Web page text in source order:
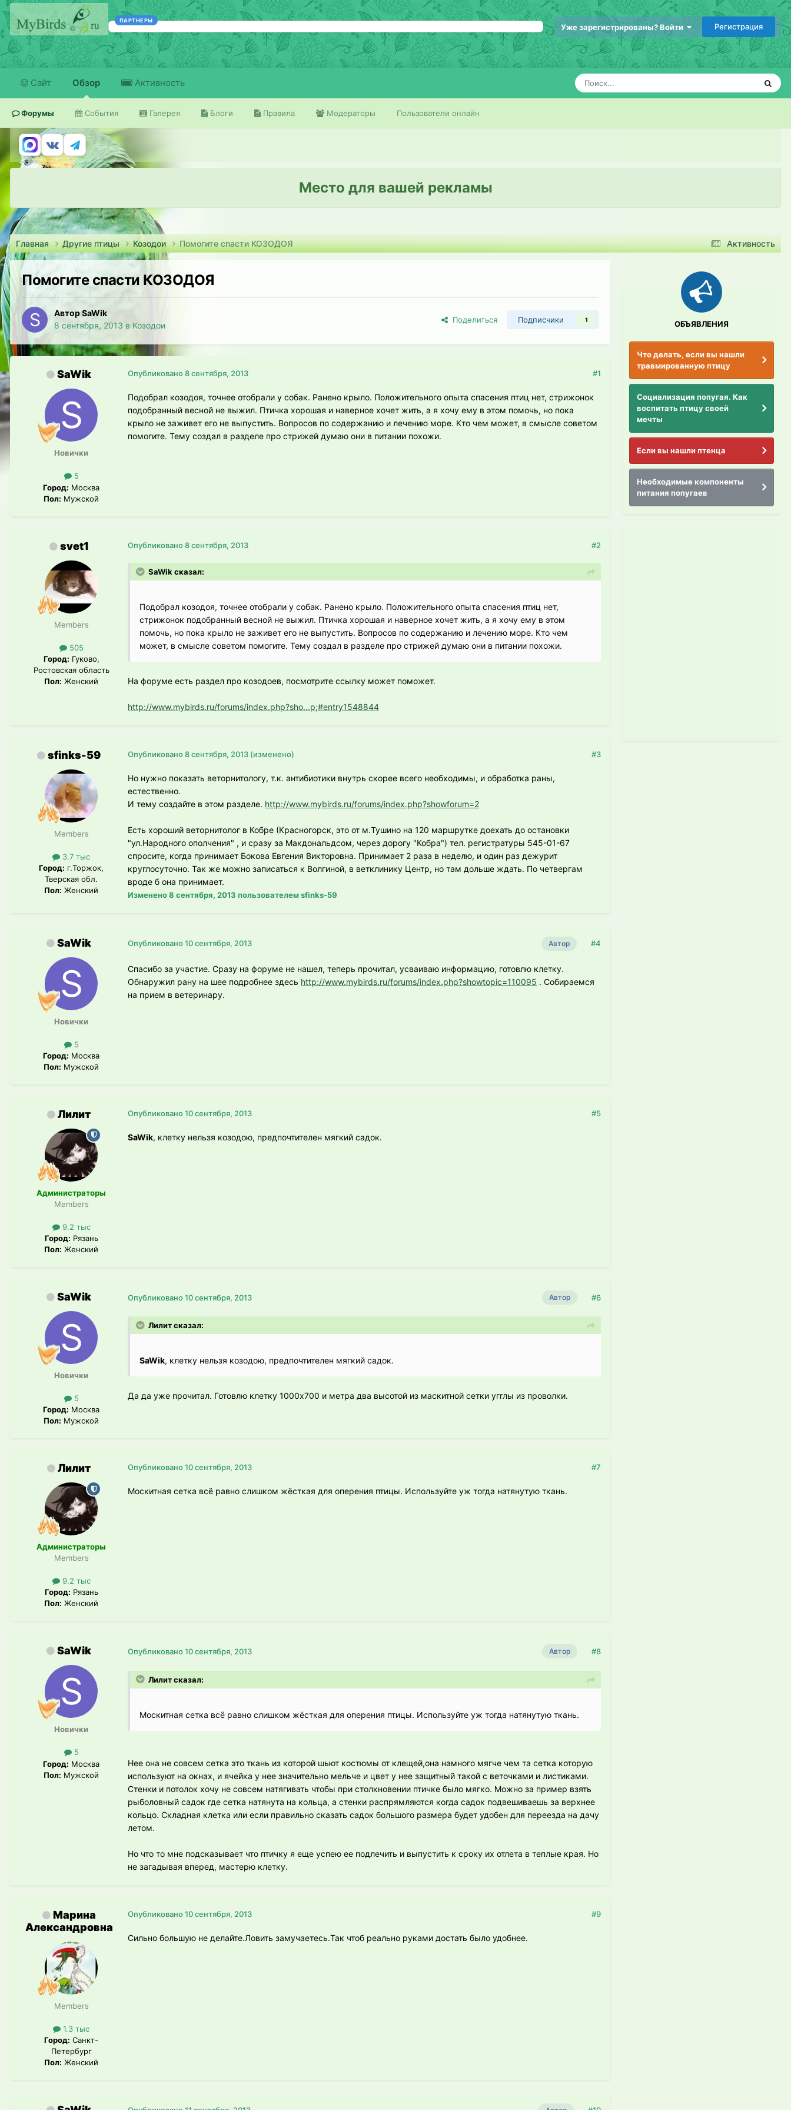
ПАРТНЕРЫ
Уже зарегистрированы? Войти Регистрация
Сайт Обзор
Форумы События Галерея Блоги Правила Модераторы Пользователи онлайн
Активность
Место для вашей рекламы
Активность
Главная Другие птицы Козодои Помогите спасти КОЗОДОЯ
Помогите спасти КОЗОДОЯ
Автор SaWik
8 сентября, 2013 в Козодои
Поделиться Подписчики 1
SaWik
Новички
5
Город: Москва
Пол: Мужской
#1
Опубликовано8 сентября, 2013
Подобрал козодоя, точнее отобрали у собак. Ранено крыло. Положительного опыта спасения птиц нет, стрижонок
подобранный весной не выжил. Птичка хорошая и наверное хочет жить, а я хочу ему в этом помочь, но пока
крыло не заживет его не выпустить. Вопросов по содержанию и лечению море. Кто чем может, в смысле советом
помогите. Тему создал в разделе про стрижей думаю они в питании похожи.
svet1
Members
505
Город: Гуково,
Ростовская область
Пол: Женский
#2
Опубликовано8 сентября, 2013
SaWik сказал:
Подобрал козодоя, точнее отобрали у собак. Ранено крыло. Положительного опыта спасения птиц нет,
стрижонок подобранный весной не выжил. Птичка хорошая и наверное хочет жить, а я хочу ему в этом
помочь, но пока крыло не заживет его не выпустить. Вопросов по содержанию и лечению море. Кто чем
может, в смысле советом помогите. Тему создал в разделе про стрижей думаю они в питании похожи.
На форуме есть раздел про козодоев, посмотрите ссылку может поможет.
http://www.mybirds.ru/forums/index.php?sho...p;#entry1548844
sfinks-59
Members
3.7 тыс
Город: г.Торжок,
Тверская обл.
Пол: Женский
#3
Опубликовано8 сентября, 2013 (изменено)
Но нужно показать веторнитологу, т.к. антибиотики внутрь скорее всего необходимы, и обработка раны,
естественно.
И тему создайте в этом разделе. http://www.mybirds.ru/forums/index.php?showforum=2
Есть хороший веторнитолог в Кобре (Красногорск, это от м.Тушино на 120 маршрутке доехать до остановки
"ул.Народного ополчения" , и сразу за Макдональдсом, через дорогу "Кобра") тел. регистратуры 545-01-67
спросите, когда принимает Бокова Евгения Викторовна. Принимает 2 раза в неделю, и один раз дежурит
круглосуточно. Так же можно записаться к Волгиной, в ветклинику Центр, но там дольше ждать. По четвергам
вроде б она принимает.
Изменено8 сентября, 2013 пользователем sfinks-59
SaWik
Новички
5
Город: Москва
Пол: Мужской
Автор #4
Опубликовано10 сентября, 2013
Спасибо за участие. Сразу на форуме не нашел, теперь прочитал, усваиваю информацию, готовлю клетку.
Обнаружил рану на шее подробнее здесь http://www.mybirds.ru/forums/index.php?showtopic=110095 . Собираемся
на прием в ветеринару.
Лилит
Администраторы
Members
9.2 тыс
Город: Рязань
Пол: Женский
#5
Опубликовано10 сентября, 2013
SaWik, клетку нельзя козодою, предпочтителен мягкий садок.
SaWik
Новички
5
Город: Москва
Пол: Мужской
Автор #6
Опубликовано10 сентября, 2013
Лилит сказал:
SaWik, клетку нельзя козодою, предпочтителен мягкий садок.
Да да уже прочитал. Готовлю клетку 1000х700 и метра два высотой из маскитной сетки угглы из проволки.
Лилит
Администраторы
Members
9.2 тыс
Город: Рязань
Пол: Женский
#7
Опубликовано10 сентября, 2013
Москитная сетка всё равно слишком жёсткая для оперения птицы. Используйте уж тогда натянутую ткань.
SaWik
Новички
5
Город: Москва
Пол: Мужской
Автор #8
Опубликовано10 сентября, 2013
Лилит сказал:
Москитная сетка всё равно слишком жёсткая для оперения птицы. Используйте уж тогда натянутую ткань.
Нее она не совсем сетка это ткань из которой шьют костюмы от клещей,она намного мягче чем та сетка которую
используют на окнах, и ячейка у нее значительно мельче и цвет у нее защитный такой с веточками и листиками.
Стенки и потолок хочу не совсем натягивать чтобы при столкновении птичке было мягко. Можно за пример взять
рыболовный садок где сетка натянута на кольца, а стенки распрямляются когда садок подвешиваешь за верхнее
кольцо. Складная клетка или если правильно сказать садок большого размера будет удобен для переезда на дачу
летом.
Но что то мне подсказывает что птичку я еще успею ее подлечить и выпустить к сроку их отлета в теплые края. Но
не загадывая вперед, мастерю клетку.
Марина
Александровна
Members
1.3 тыс
Город: Санкт-
Петербург
Пол: Женский
#9
Опубликовано10 сентября, 2013
Сильно большую не делайте.Ловить замучаетесь.Так чтоб реально руками достать было удобнее.
ОБЪЯВЛЕНИЯ
Что делать, если вы нашли
травмированную птицу
Социализация попугая. Как
воспитать птицу своей
мечты
Если вы нашли птенца
Необходимые компоненты
питания попугаев